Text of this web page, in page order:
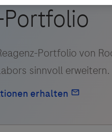
Medizin
Informationen zu
Diagnostik ist Vorsorge
Klinische Studien